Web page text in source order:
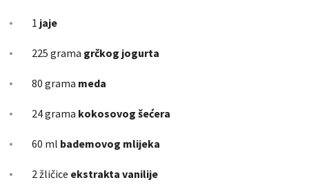
1 jaje
225 grama grčkog jogurta
80 grama meda
24 grama kokosovog šećera
60 ml bademovog mlijeka
2 žličice ekstrakta vanilije